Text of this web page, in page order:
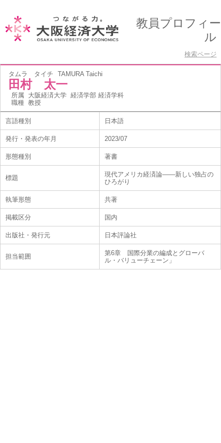
教員プロフィー
ル
検索ページ
タムラ タイチ TAMURA Taichi
田村 太一
所属 大阪経済大学 経済学部 経済学科
職種 教授
言語種別 日本語
発行・発表の年月 2023/07
形態種別 著書
標題
現代アメリカ経済論――新しい独占の
ひろがり
執筆形態 共著
掲載区分 国内
出版社・発行元 日本評論社
担当範囲
第6章 国際分業の編成とグローバ
ル・バリューチェーン」